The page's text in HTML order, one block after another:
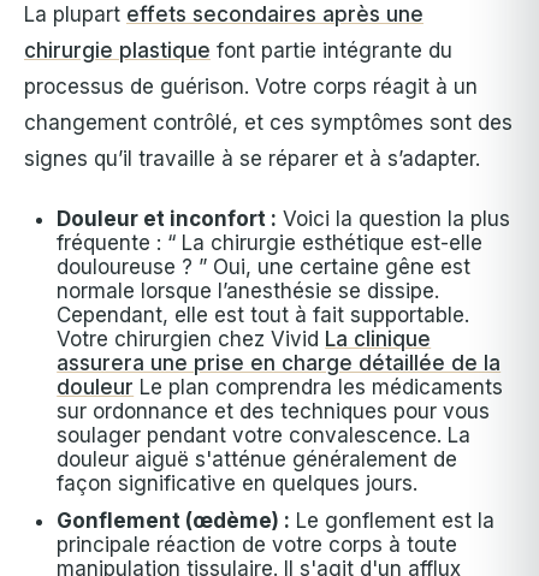
La plupart effets secondaires après une
chirurgie plastique font partie intégrante du
processus de guérison. Votre corps réagit à un
changement contrôlé, et ces symptômes sont des
signes qu’il travaille à se réparer et à s’adapter.
Douleur et inconfort : Voici la question la plus
fréquente : “ La chirurgie esthétique est-elle
douloureuse ? ” Oui, une certaine gêne est
normale lorsque l’anesthésie se dissipe.
Cependant, elle est tout à fait supportable.
Votre chirurgien chez Vivid La clinique
assurera une prise en charge détaillée de la
douleur Le plan comprendra les médicaments
sur ordonnance et des techniques pour vous
soulager pendant votre convalescence. La
douleur aiguë s'atténue généralement de
façon significative en quelques jours.
Gonflement (œdème) : Le gonflement est la
principale réaction de votre corps à toute
manipulation tissulaire. Il s'agit d'un afflux